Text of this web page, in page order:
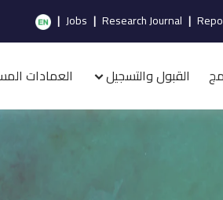
|
Research Journal
|
Jobs
|
القبول والتسجيل العمادات